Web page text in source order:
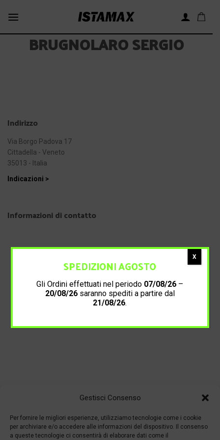
Gestisci Consenso
Per fornire le migliori esperienze, utilizziamo tecnologie come i cookie
per archiviare e/o accedere alle informazioni del dispositivo. Il consenso
a queste tecnologie ci consentirà di elaborare dati come il
BRUGNOLARO SERGIO
Indirizzo
Via Borgo Padova 17
Cittadella - Veneto
35013 - Italia
Indicazioni >
Informazioni di contatto
SPEDIZIONI AGOSTO
Gli Ordini effettuati nel periodo 07/08/26 –
20/08/26saranno spediti a partire dal
21/08/26.
X